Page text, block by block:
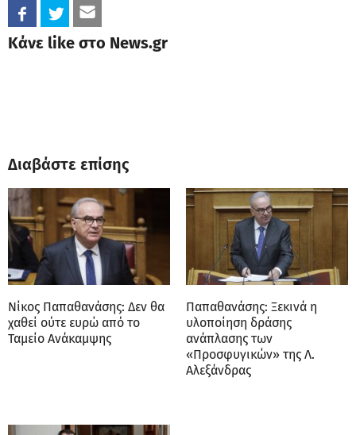
Κάνε like στο News.gr
Διαβάστε επίσης
Νίκος Παπαθανάσης: Δεν θα
χαθεί ούτε ευρώ από το
Ταμείο Ανάκαμψης
Παπαθανάσης: Ξεκινά η
υλοποίηση δράσης
ανάπλασης των
«Προσφυγικών» της Λ.
Αλεξάνδρας